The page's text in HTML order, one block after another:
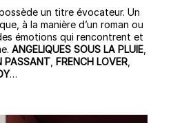
un titre évocateur. Un
à la manière d’un roman ou
émotions qui rencontrent et
ANGELIQUES SOUS LA PLUIE
PASSANT FRENCH LOVER
…